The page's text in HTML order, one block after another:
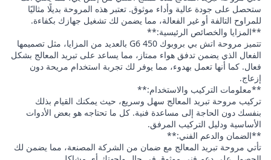
ستحصل على جودة عالية وأداء موثوق. تعتبر هذه المروحة بديلًا مثاليًا
للمراوح التالفة أو غير الفعالة، مما يضمن لك تشغيل جهازك بكفاءة.
**المزايا والخصائص الرئيسية:**
تتميز مروحة اتش بي بروبوك 450 G6 بالعديد من المزايا، مثل تصميمها
الفعال الذي يضمن تدفق هواء ممتاز، مما يساعد على تبريد المعالج بشكل
فعال. كما أنها تعمل بهدوء، مما يوفر لك تجربة استخدام مريحة دون
إزعاج.
**معلومات التركيب والاستخدام:**
تركيب مروحة تبريد المعالج سهل وسريع، حيث يمكنك القيام بذلك
بنفسك دون الحاجة إلى مساعدة فنية. كل ما تحتاجه هو بعض الأدوات
الأساسية ودليل التركيب المرفق.
**الضمان والدعم الفني:**
تأتي مروحة تبريد المعالج مع ضمان من الشركة المصنعة، مما يضمن لك